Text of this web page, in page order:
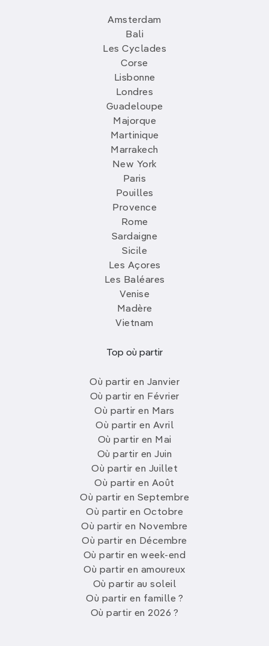
Amsterdam
Bali
Les Cyclades
Corse
Lisbonne
Londres
Guadeloupe
Majorque
Martinique
Marrakech
New York
Paris
Pouilles
Provence
Rome
Sardaigne
Sicile
Les Açores
Les Baléares
Venise
Madère
Vietnam
Top où partir
Où partir en Janvier
Où partir en Février
Où partir en Mars
Où partir en Avril
Où partir en Mai
Où partir en Juin
Où partir en Juillet
Où partir en Août
Où partir en Septembre
Où partir en Octobre
Où partir en Novembre
Où partir en Décembre
Où partir en week-end
Où partir en amoureux
Où partir au soleil
Où partir en famille ?
Où partir en 2026 ?